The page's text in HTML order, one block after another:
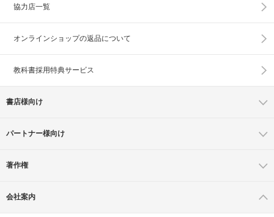
協力店一覧
オンラインショップの返品について
教科書採用特典サービス
書店様向け
パートナー様向け
著作権
会社案内